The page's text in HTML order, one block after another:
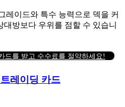
레이드와 특수 능력으로 덱을 커
방보다 우위를 점할 수 있습니
드를 받고 수수료를 절약하세요!
레이딩 카드